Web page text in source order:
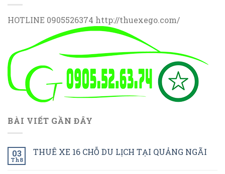
HOTLINE 0905526374 http://thuexego.com/
BÀI VIẾT GẦN ĐÂY
03
Th8
THUÊ XE 16 CHỖ DU LỊCH TẠI QUẢNG NGÃI